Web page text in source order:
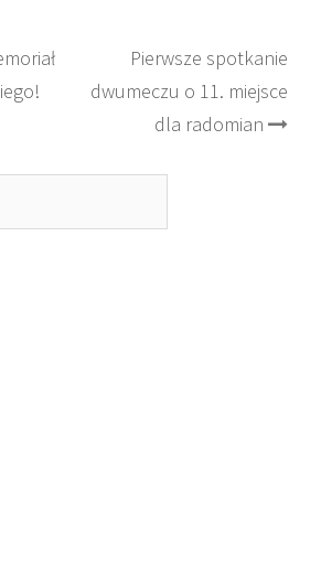
Pierwsze spotkanie
dwumeczu o 11. miejsce
dla radomian